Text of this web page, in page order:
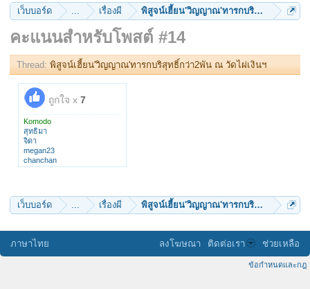
เว็บบอร์ด ... เรื่องผี พิสูจน์เฮี้ยน'วิญญาณ'ทารกบริสุทธิ์กว่า2พัน
คะแนนสำหรับโพสต์ #14
Thread: พิสูจน์เฮี้ยน'วิญญาณ'ทารกบริสุทธิ์กว่า2พัน ณ วัดไผ่เงินฯ
ถูกใจ x 7
Komodo
สุทธิมา
จิดา
megan23
chanchan
นายเก๋อ
เว็บบอร์ด ... เรื่องผี พิสูจน์เฮี้ยน'วิญญาณ'ทารกบริสุทธิ์กว่า2พัน
ภาษาไทย ลงโฆษณา ติดต่อเรา ช่วยเหลือ
ข้อกำหนดและกฎ